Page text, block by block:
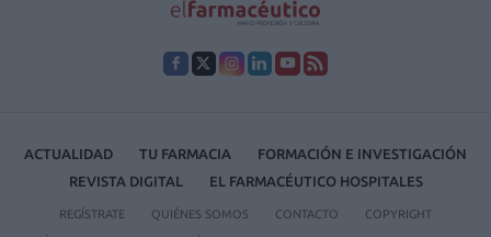
ACTUALIDAD TU FARMACIA
FORMACIÓN E INVESTIGACIÓN
REVISTA DIGITAL
EL FARMACÉUTICO HOSPITALES
REGÍSTRATE QUIÉNES SOMOS CONTACTO COPYRIGHT